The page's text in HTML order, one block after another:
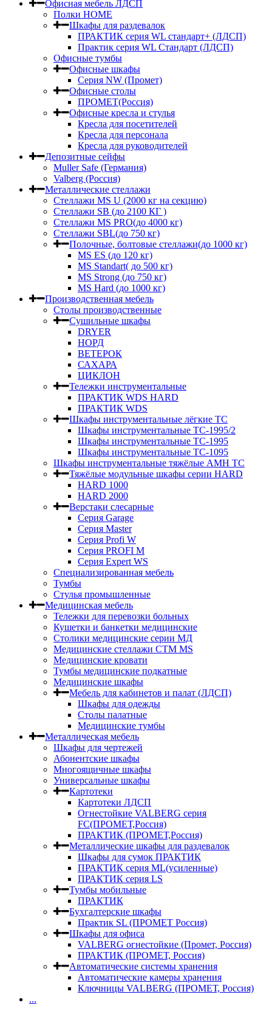
Офисная мебель ЛДСП
Полки HOME
Шкафы для раздевалок
ПРАКТИК серия WL стандарт+ (ЛДСП)
Практик серия WL Стандарт (ЛДСП)
Офисные тумбы
Офисные шкафы
Серия NW (Промет)
Офисные столы
ПРОМЕТ(Россия)
Офисные кресла и стулья
Кресла для посетителей
Кресла для персонала
Кресла для руководителей
Депозитные сейфы
Muller Safe (Германия)
Valberg (Россия)
Металлические стеллажи
Стеллажи MS U (2000 кг на секцию)
Стеллажи SB (до 2100 КГ )
Стеллажи MS PRO(до 4000 кг)
Стеллажи SBL(до 750 кг)
Полочные, болтовые стеллажи(до 1000 кг)
MS ES (до 120 кг)
MS Standart( до 500 кг)
MS Strong (до 750 кг)
MS Hard (до 1000 кг)
Производственная мебель
Столы производственные
Сушильные шкафы
DRYER
НОРД
ВЕТЕРОК
САХАРА
ЦИКЛОН
Тележки инструментальные
ПРАКТИК WDS HARD
ПРАКТИК WDS
Шкафы инструментальные лёгкие ТС
Шкафы инструментальные ТС-1995/2
Шкафы инструментальные TC-1995
Шкафы инструментальные TC-1095
Шкафы инструментальные тяжёлые AMH TC
Тяжёлые модульные шкафы серии HARD
HARD 1000
HARD 2000
Верстаки слесарные
Серия Garage
Серия Master
Серия Profi W
Серия PROFI M
Серия Expert WS
Специализированная мебель
Тумбы
Стулья промышленные
Медицинская мебель
Тележки для перевозки больных
Кушетки и банкетки медицинские
Столики медицинские серии МД
Медицинские стеллажи СТМ MS
Медицинские кровати
Тумбы медицинские подкатные
Медицинские шкафы
Мебель для кабинетов и палат (ЛДСП)
Шкафы для одежды
Столы палатные
Медицинские тумбы
Металлическая мебель
Шкафы для чертежей
Абонентские шкафы
Многоящичные шкафы
Универсальные шкафы
Картотеки
Картотеки ЛДСП
Огнестойкие VALBERG серия
FC(ПРОМЕТ,Россия)
ПРАКТИК (ПРОМЕТ,Россия)
Металлические шкафы для раздевалок
Шкафы для сумок ПРАКТИК
ПРАКТИК серия ML(усиленные)
ПРАКТИК серия LS
Тумбы мобильные
ПРАКТИК
Бухгалтерские шкафы
Практик SL (ПРОМЕТ Россия)
Шкафы для офиса
VALBERG огнестойкие (Промет, Россия)
ПРАКТИК (ПРОМЕТ, Россия)
Автоматические системы хранения
Автоматические камеры хранения
Ключницы VALBERG (ПРОМЕТ, Россия)
...